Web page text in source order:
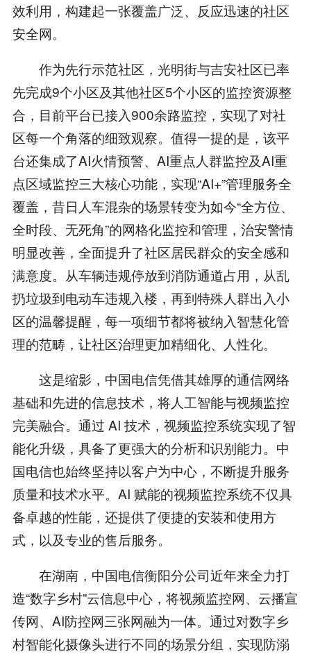
效利用，构建起一张覆盖广泛、反应迅速的社区
安全网。
作为先行示范社区，光明街与吉安社区已率
先完成9个小区及其他社区5个小区的监控资源整
合，目前平台已接入900余路监控，实现了对社
区每一个角落的细致观察。值得一提的是，该平
台还集成了AI火情预警、AI重点人群监控及AI重
点区域监控三大核心功能，实现“AI+”管理服务全
覆盖，昔日人车混杂的场景转变为如今“全方位、
全时段、无死角”的网格化监控和管理，治安警情
明显改善，全面提升了社区居民群众的安全感和
满意度。从车辆违规停放到消防通道占用，从乱
扔垃圾到电动车违规入楼，再到特殊人群出入小
区的温馨提醒，每一项细节都将被纳入智慧化管
理的范畴，让社区治理更加精细化、人性化。
这是缩影，中国电信凭借其雄厚的通信网络
基础和先进的信息技术，将人工智能与视频监控
完美融合。通过 AI 技术，视频监控系统实现了智
能化升级，具备了更强大的分析和识别能力。中
国电信也始终坚持以客户为中心，不断提升服务
质量和技术水平。AI 赋能的视频监控系统不仅具
备卓越的性能，还提供了便捷的安装和使用方
式，以及专业的售后服务。
在湖南，中国电信衡阳分公司近年来全力打
造“数字乡村”云信息中心，将视频监控网、云播宣
传网、AI防控网三张网融为一体。通过对数字乡
村智能化摄像头进行不同的场景分组，实现防溺